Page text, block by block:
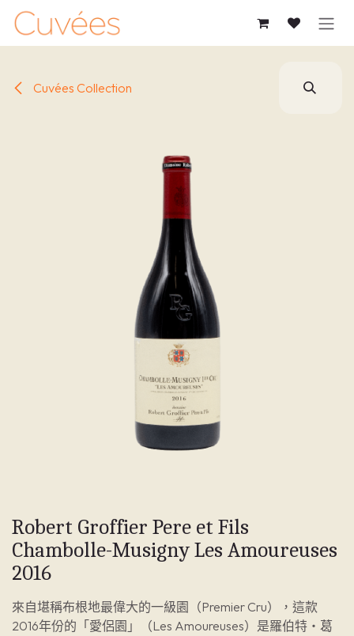
跳至內容
Cuvées Collection
Robert Groffier Pere et Fils
Chambolle-Musigny Les Amoureuses
2016
來自堪稱布根地最偉大的一級園（Premier Cru），這款
2016年份的「愛侶園」（Les Amoureuses）是羅伯特・葛